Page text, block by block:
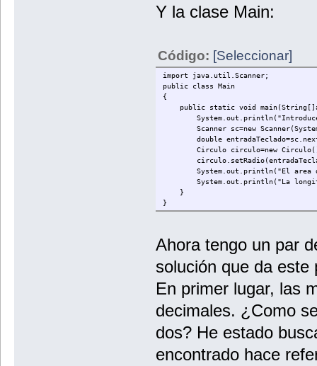
double
Y la clase Main:
Código: [Seleccionar]
import java.util.Scanner;
public class Main
{
public static void
Scanner sc=new
double
Circulo circulo=new
System.out.println("El area
System.out.println("La
}
}
Ahora tengo un par
solución que da este
En primer lugar, las
decimales. ¿Como
dos? He estado
encontrado hace